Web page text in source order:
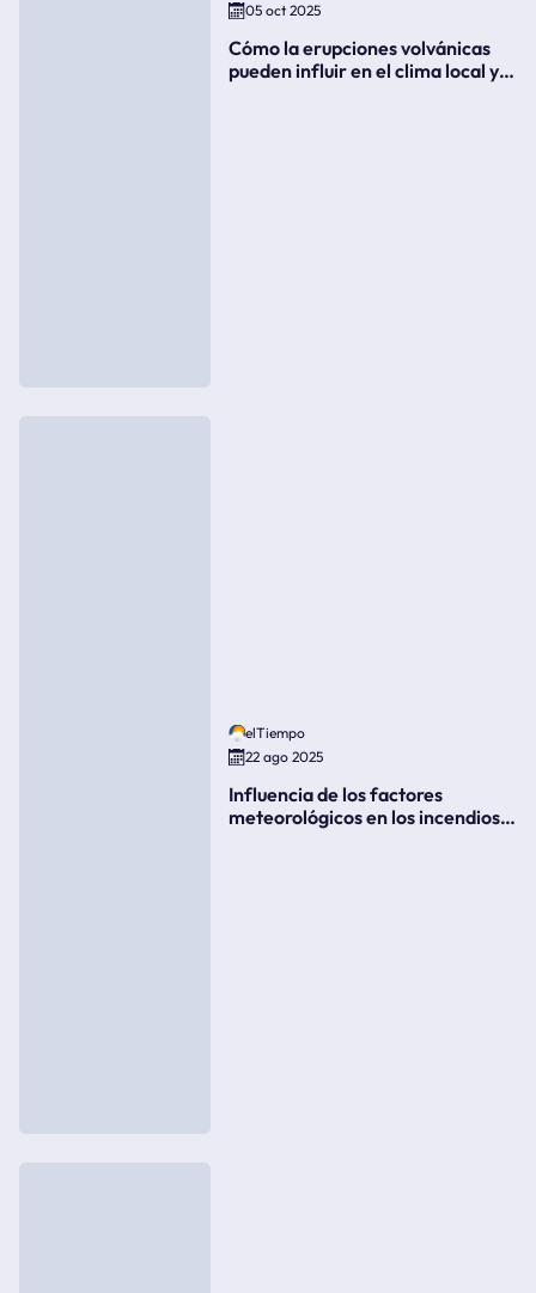
05 oct 2025
Cómo la erupciones volvánicas
pueden influir en el clima local y
elTiempo
22 ago 2025
Influencia de los factores
meteorológicos en los incendios